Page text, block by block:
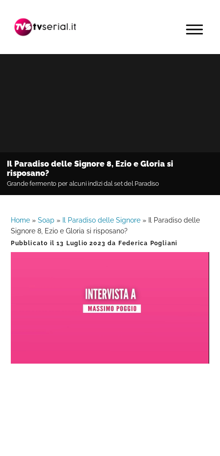
navigazione
contenuto
barra
primaria
MENU
Il Paradiso delle Signore 8, Ezio e Gloria si
risposano?
Grande fermento per alcuni indizi dal set del Paradiso
Home »Soap » Il Paradiso delle Signore »
Il Paradiso delle
Signore 8, Ezio e Gloria si risposano?
Pubblicato il13 Luglio 2023 da Federica Pogliani
0%
0%